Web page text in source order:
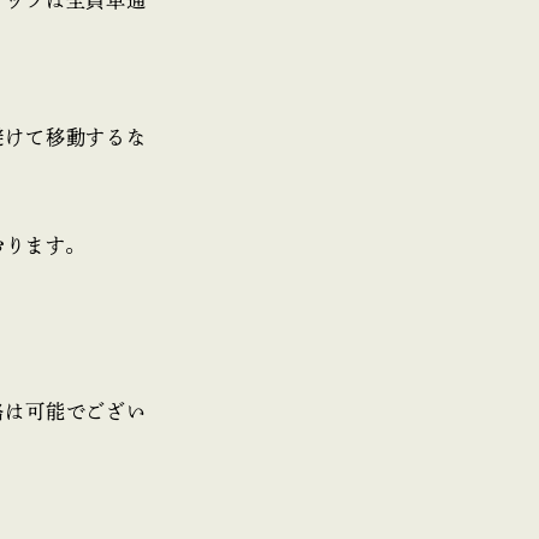
て移動するな
ます。
可能でござい